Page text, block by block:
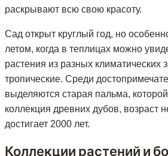
раскрывают всю свою красоту.
Сад открыт круглый год, но
летом, когда в теплицах можно
растения из разных климатических
тропические. Среди
выделяются старая пальма,
коллекция древних дубов, возраст
достигает 2000 лет.
Коллекции растений и